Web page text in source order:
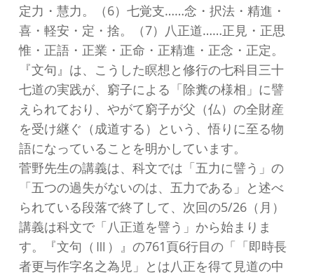
定力・慧力。（6）七覚支……念・択法・精進・
喜・軽安・定・捨。（7）八正道……正見・正思
惟・正語・正業・正命・正精進・正念・正定。
『文句』は、こうした瞑想と修行の七科目三十
七道の実践が、窮子による「除糞の様相」に譬
えられており、やがて窮子が父（仏）の全財産
を受け継ぐ（成道する）という、悟りに至る物
語になっていることを明かしています。
菅野先生の講義は、科文では「五力に譬う」の
「五つの過失がないのは、五力である」と述べ
られている段落で終了して、次回の5/26（月）
講義は科文で「八正道を譬う」から始まりま
す。『文句（Ⅲ）』の761頁6行目の「「即時長
者更与作字名之為児」とは八正を得て見道の中